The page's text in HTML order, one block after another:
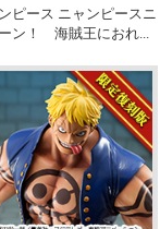
ピース ニャンピースニ
ン！ 海賊王におれ...